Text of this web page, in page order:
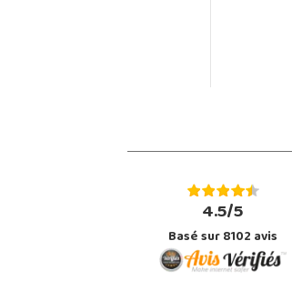
4.5/5
Basé sur 8102 avis